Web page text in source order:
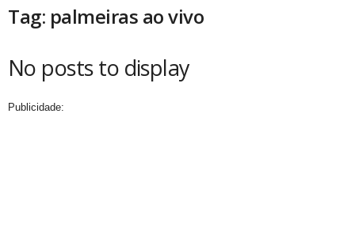
Tag: palmeiras ao vivo
No posts to display
Publicidade: